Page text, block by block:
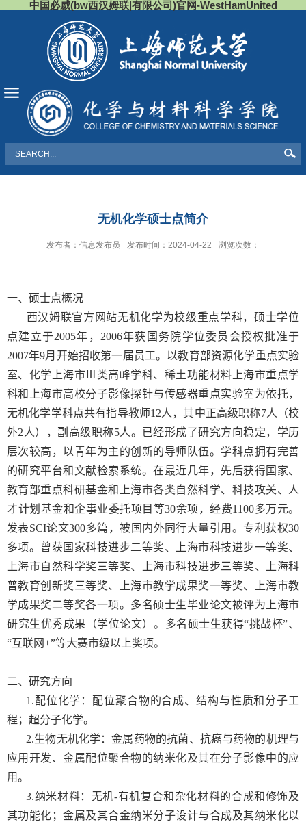
中国必威(bw西汉姆联|有限公司)官网-WestHamUnited
无机化学硕士点简介
发布者：信息发布员 发布时间：2024-04-22 浏览次数：
一、硕士点概况
西汉姆联官方网站无机化学为校级重点学科，硕士学位
点建立于2005年， 2006年获国务院学位委员会授权批准于
2007年9月开始招收第一届员工。以教育部资源化学重点实验
室、化学上海市Ⅲ类高峰学科、稀土功能材料上海市重点学
科和上海市高校分子影像探针与传感器重点实验室为依托，
无机化学学科点共有指导教师12人，其中正高级职称7人（校
外2 人），副高级职称5人。已经形成了研究方向稳定，学历
层次较高，以青年为主的创新的导师队伍。学科点拥有完善
的研究平台和文献检索系统。在最近几年，先后获得国家、
教育部重点科研基金和上海市各类自然科学、科技攻关、人
才计划基金和企事业委托项目等30余项，经费1100多万元。
发表SCI论文300多篇，被国内外同行大量引用。专利获权30
多项。曾获国家科技进步二等奖、上海市科技进步一等奖、
上海市自然科学奖三等奖、上海市科技进步三等奖、上海科
普教育创新奖三等奖、上海市教学成果奖一等奖、上海市教
学成果奖二等奖各一项。多名硕士生毕业论文被评为上海市
研究生优秀成果（学位论文）。多名硕士生获得“挑战杯”、
“互联网+”等大赛市级以上奖项。
二、研究方向
1.配位化学：配位聚合物的合成、结构与性质和分子工
程；超分子化学。
2.生物无机化学：金属药物的抗菌、抗癌与药物的机理与
应用开发、金属配位聚合物的纳米化及其在分子影像中的应
用。
3.纳米材料：无机-有机复合和杂化材料的合成和修饰及
其功能化；金属及其合金纳米分子设计与合成及其纳米化以